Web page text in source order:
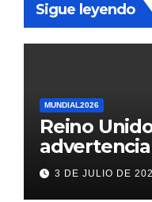
Sigue leyendo
MUNDIAL2026
Reino
advertencia
antes del
Inglaterra
3 DE JULIO DE